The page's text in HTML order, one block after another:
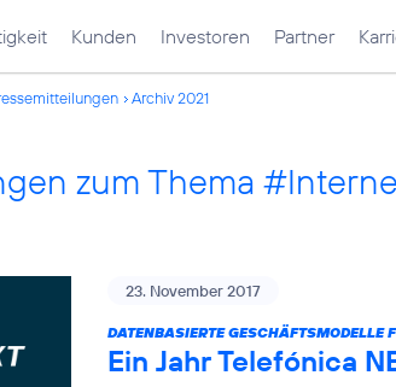
Kunden Investoren Partner
Archiv 2021
zum Thema
23. November 2017
DATENBASIERTE GESCHÄFTSMODELLE
Ein Jahr Telefónica